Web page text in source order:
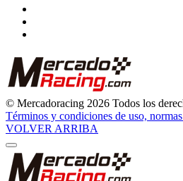
© Mercadoracing 2026 Todos los
Términos y condiciones de uso,
VOLVER ARRIBA